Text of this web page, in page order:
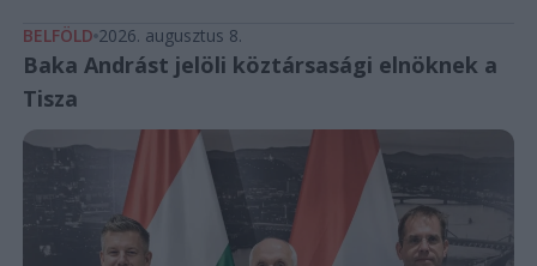
BELFÖLD 2026. augusztus 8.
Baka Andrást jelöli köztársasági elnöknek a
Tisza